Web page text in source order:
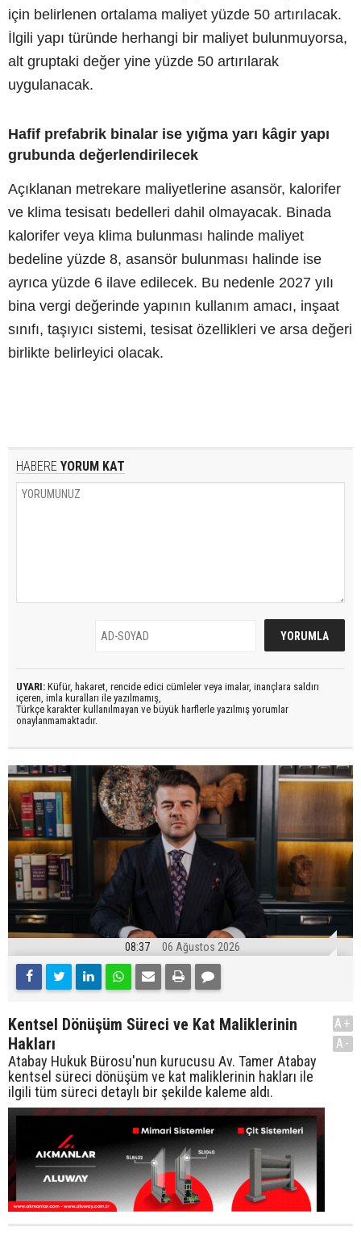
için belirlenen ortalama maliyet yüzde 50 artırılacak.
İlgili yapı türünde herhangi bir maliyet bulunmuyorsa,
alt gruptaki değer yine yüzde 50 artırılarak
uygulanacak.
Hafif prefabrik binalar ise yığma yarı kâgir yapı
grubunda değerlendirilecek
Açıklanan metrekare maliyetlerine asansör, kalorifer
ve klima tesisatı bedelleri dahil olmayacak. Binada
kalorifer veya klima bulunması halinde maliyet
bedeline yüzde 8, asansör bulunması halinde ise
ayrıca yüzde 6 ilave edilecek. Bu nedenle 2027 yılı
bina vergi değerinde yapının kullanım amacı, inşaat
sınıfı, taşıyıcı sistemi, tesisat özellikleri ve arsa değeri
birlikte belirleyici olacak.
HABERE YORUM KAT
UYARI: Küfür, hakaret, rencide edici cümleler veya imalar, inançlara saldırı
içeren, imla kuralları ile yazılmamış,
Türkçe karakter kullanılmayan ve büyük harflerle yazılmış yorumlar
onaylanmamaktadır.
08:37 06 Ağustos 2026
Kentsel Dönüşüm Süreci ve Kat Maliklerinin
Hakları
Atabay Hukuk Bürosu'nun kurucusu Av. Tamer Atabay
kentsel süreci dönüşüm ve kat maliklerinin hakları ile
ilgili tüm süreci detaylı bir şekilde kaleme aldı.
A+
A-